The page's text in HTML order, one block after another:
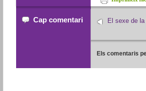
Cap comentari El sexe de la
Els comentaris